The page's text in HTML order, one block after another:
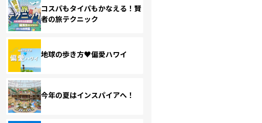
コスパもタイパもかなえる！賢
者の旅テクニック
地球の歩き方♥偏愛ハワイ
今年の夏はインスパイアへ！